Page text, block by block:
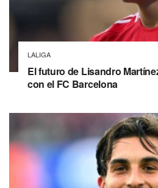
LALIGA
El futuro de Lisandro
con el FC Barcelona